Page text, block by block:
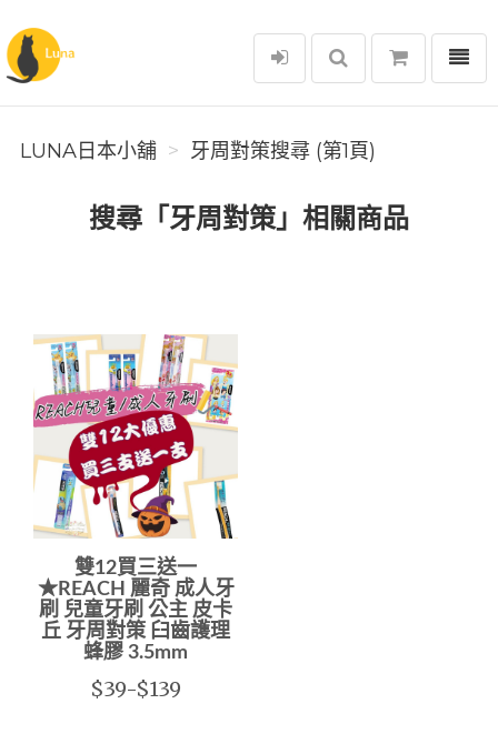
Luna日本小舖
選單
LUNA日本小舖 牙周對策搜尋 (第1頁)
搜尋「牙周對策」相關商品
雙12買三送一
★REACH 麗奇 成人牙
刷 兒童牙刷 公主 皮卡
丘 牙周對策 臼齒護理
蜂膠 3.5mm
$39-$139